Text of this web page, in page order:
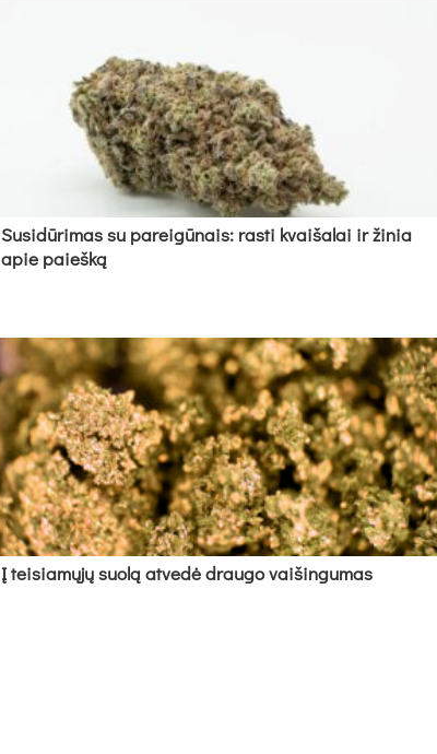
Su­si­dū­ri­mas su pa­rei­gū­nais: ras­ti kvai­ša­lai ir ži­nia
apie paieš­ką
Į tei­sia­mų­jų suo­lą at­ve­dė drau­go vai­šin­gu­mas